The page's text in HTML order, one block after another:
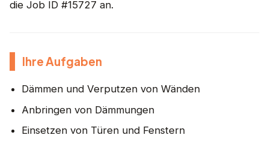
die Job ID #15727 an.
Ihre Aufgaben
Dämmen und Verputzen von Wänden
Anbringen von Dämmungen
Einsetzen von Türen und Fenstern